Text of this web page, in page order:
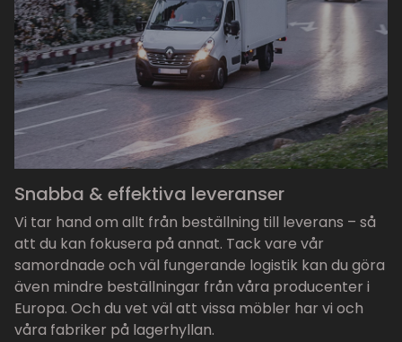
Snabba & effektiva leveranser
Vi tar hand om allt från beställning till leverans – så
att du kan fokusera på annat. Tack vare vår
samordnade och väl fungerande logistik kan du göra
även mindre beställningar från våra producenter i
Europa. Och du vet väl att vissa möbler har vi och
våra fabriker på lagerhyllan.